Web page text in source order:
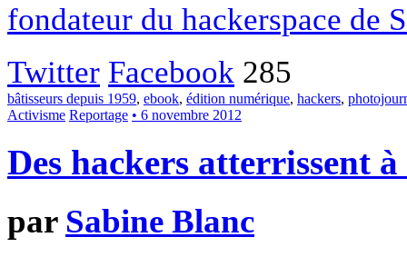
fondateur du hackerspace de
Twitter Facebook 285
bâtisseurs depuis 1959, ebook, édition numérique, hackers,
Activisme Reportage • 6 novembre 2012
Des hackers atterrissent
par Sabine Blanc